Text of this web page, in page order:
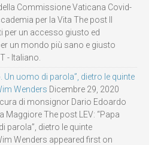
Commissione Vaticana Covid-
per la Vita The post Il
per un accesso giusto ed
un mondo più sano e giusto
- Italiano.
Un uomo di parola”, dietro le quinte
Wenders Dicembre 29, 2020
di monsignor Dario Edoardo
Maggiore The post LEV: “Papa
parola”, dietro le quinte
Wenders appeared first on